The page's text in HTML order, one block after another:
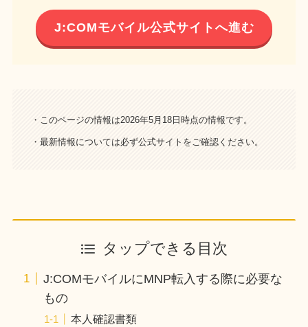
J:COMモバイル公式サイトへ進む
・このページの情報は2026年5月18日時点の情報です。
・最新情報については必ず公式サイトをご確認ください。
タップできる目次
J:COMモバイルにMNP転入する際に必要な
もの
本人確認書類